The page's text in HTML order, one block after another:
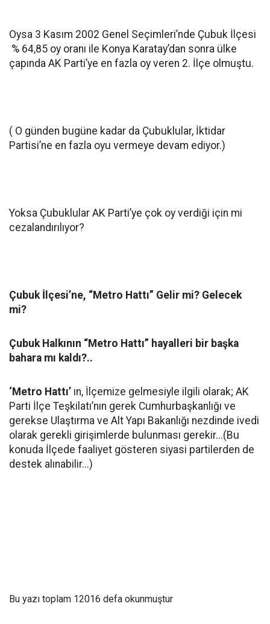
Oysa 3 Kasım 2002 Genel Seçimleri’nde Çubuk İlçesi
% 64,85 oy oranı ile Konya Karatay’dan sonra ülke
çapında AK Parti’ye en fazla oy veren 2. İlçe olmuştu.
( O günden bugüne kadar da Çubuklular, İktidar
Partisi’ne en fazla oyu vermeye devam ediyor.)
Yoksa Çubuklular AK Parti’ye çok oy verdiği için mi
cezalandırılıyor?
Çubuk İlçesi’ne, “Metro Hattı” Gelir mi? Gelecek
mi?
Çubuk Halkının “Metro Hattı” hayalleri bir başka
bahara mı kaldı?..
‘Metro Hattı’ ın, İlçemize gelmesiyle ilgili olarak; AK
Parti İlçe Teşkilatı’nın gerek Cumhurbaşkanlığı ve
gerekse Ulaştırma ve Alt Yapı Bakanlığı nezdinde ivedi
olarak gerekli girişimlerde bulunması gerekir...(Bu
konuda İlçede faaliyet gösteren siyasi partilerden de
destek alınabilir...)
Bu yazı toplam 12016 defa okunmuştur